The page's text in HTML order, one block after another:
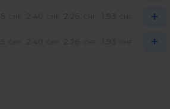
+
+